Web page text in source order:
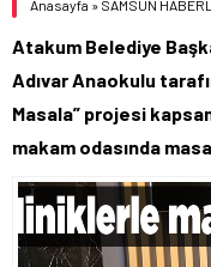
ALTIN
13.788,73
Anasayfa » SAMSUN
Atakum Belediye
Adıvar Anaokulu
Masala” projesi
makam odasında